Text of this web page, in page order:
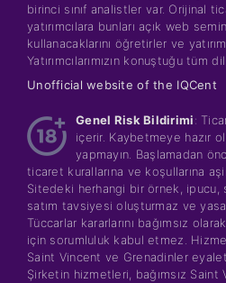
birinci sınıf analistler var. Orijinal
yatırımcılara bunları açık web
kullanacaklarını öğretirler ve
Yatırımcılarımızın konuştuğu
Unofficial website of the IQCent
Genel Risk Bildirimi:
içerir. Kaybetmeye hazır
yapmayın. Başlamadan
ticaret kurallarına ve koşullarına
Sitedeki herhangi bir örnek, ipucu,
satım tavsiyesi oluşturmaz ve
Tüccarlar kararlarını bağımsız
için sorumluluk kabul etmez.
Saint Vincent ve Grenadinler eyaleti
Şirketin hizmetleri, bağımsız